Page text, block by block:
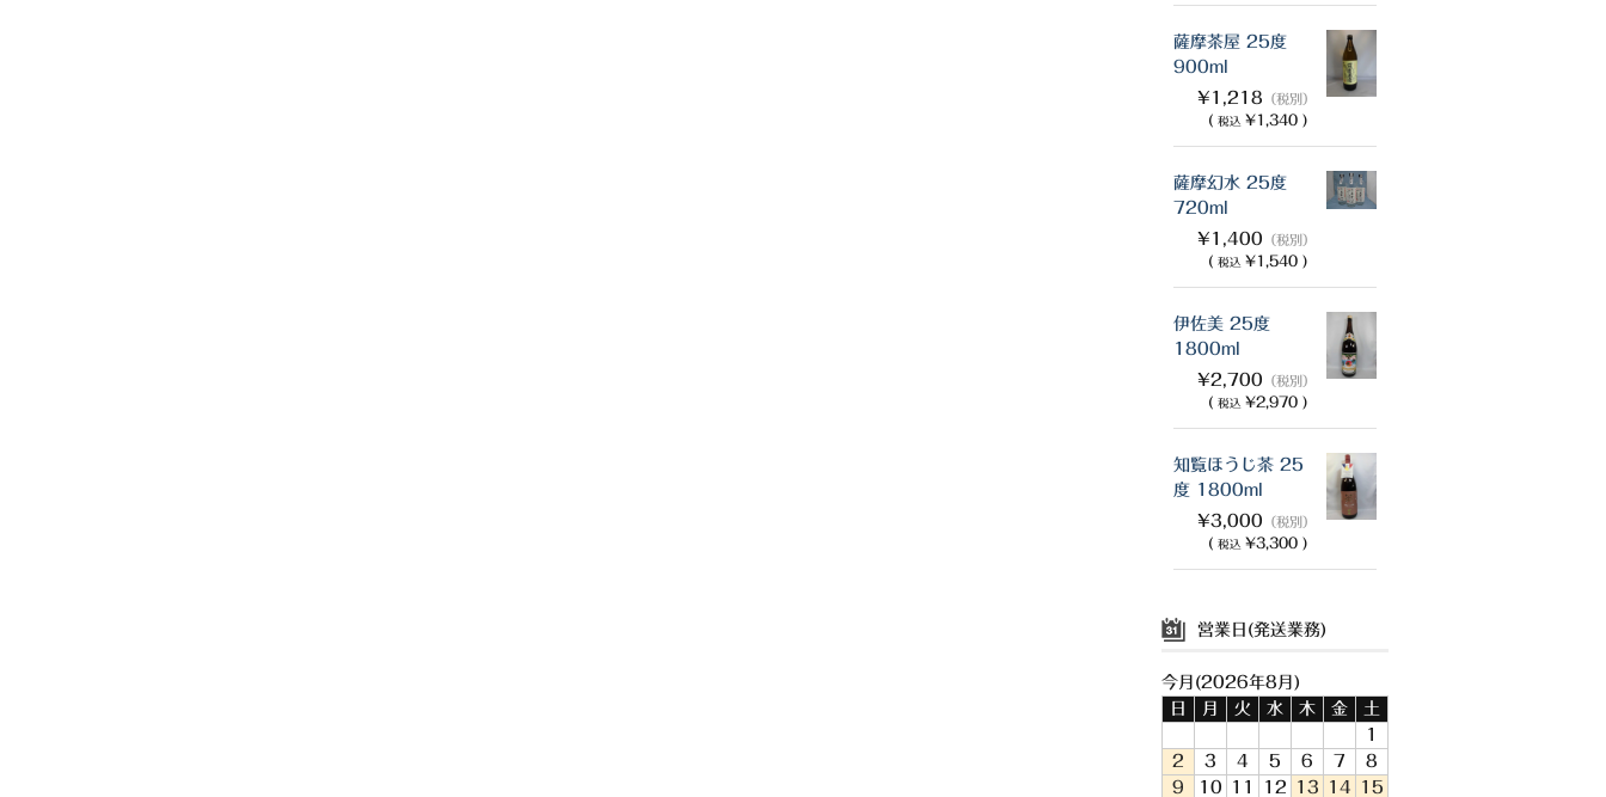
薩摩茶屋 25度
900ml
¥1,218 （税別）
( 税込 ¥1,340 )
薩摩幻水 25度
720ml
¥1,400 （税別）
( 税込 ¥1,540 )
伊佐美 25度
1800ml
¥2,700 （税別）
( 税込 ¥2,970 )
知覧ほうじ茶 25
度 1800ml
¥3,000 （税別）
( 税込 ¥3,300 )
営業日(発送業務)
今月(2026年8月)
日
月 火 水 木 金
土
1
2
3 4 5 6 7
8
9
10 11 12 13 14
15